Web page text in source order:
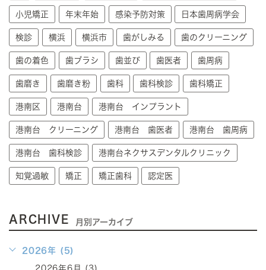
小児矯正 年末年始 感染予防対策 日本歯周病学会
検診 横浜 横浜市 歯がしみる 歯のクリーニング
歯の着色 歯ブラシ 歯並び 歯医者 歯周病
歯磨き 歯磨き粉 歯科 歯科検診 歯科矯正
港南区 港南台 港南台 インプラント
港南台 クリーニング 港南台 歯医者 港南台 歯周病
港南台 歯科検診 港南台ネクサスデンタルクリニック
知覚過敏 矯正 矯正歯科 認定医
ARCHIVE 月別アーカイブ
2026年 (5)
2026年6月 (3)